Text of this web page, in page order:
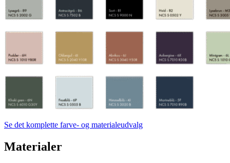
Se det komplette farve- og materialeudvalg
Materialer